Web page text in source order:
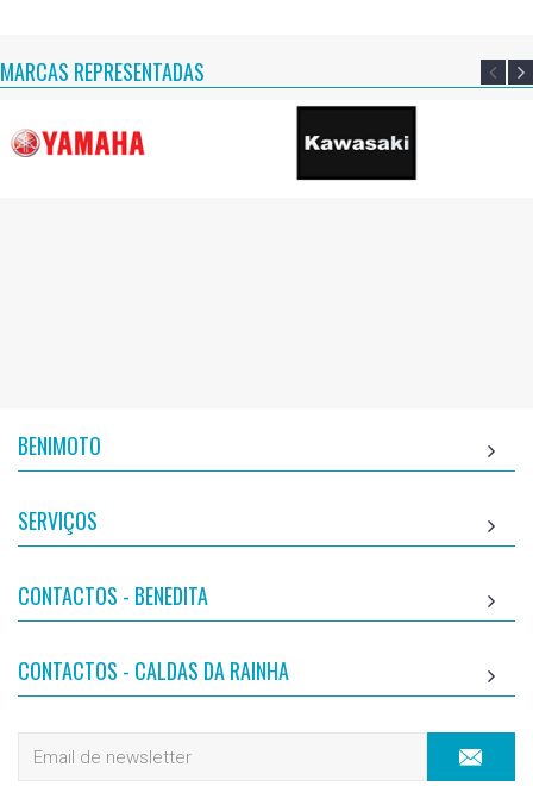
MARCAS REPRESENTADAS
BENIMOTO
SERVIÇOS
CONTACTOS - BENEDITA
CONTACTOS - CALDAS DA RAINHA